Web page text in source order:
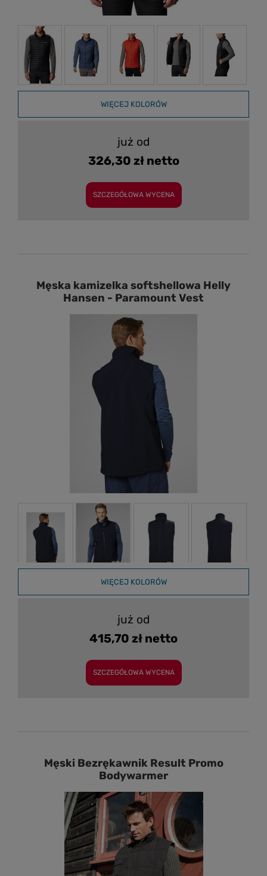
WIĘCEJ KOLORÓW
już od
326,30 zł netto
SZCZEGÓŁOWA WYCENA
Męska kamizelka softshellowa Helly
Hansen - Paramount Vest
WIĘCEJ KOLORÓW
już od
415,70 zł netto
SZCZEGÓŁOWA WYCENA
Męski Bezrękawnik Result Promo
Bodywarmer